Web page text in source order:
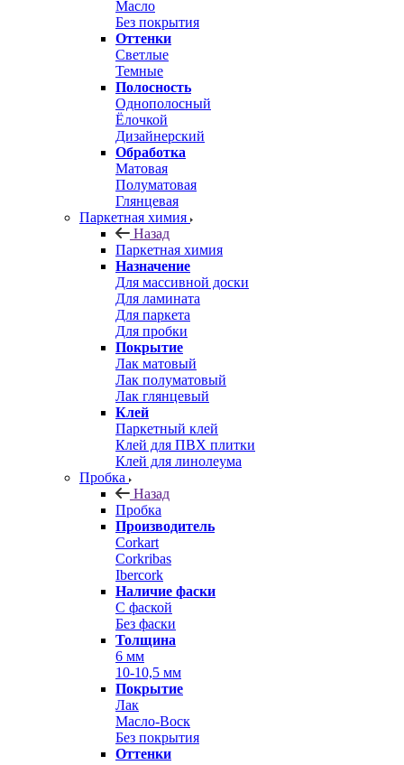
Масло
Без покрытия
Оттенки
Светлые
Темные
Полосность
Однополосный
Ёлочкой
Дизайнерский
Обработка
Матовая
Полуматовая
Глянцевая
Паркетная химия
Назад
Паркетная химия
Назначение
Для массивной доски
Для ламината
Для паркета
Для пробки
Покрытие
Лак матовый
Лак полуматовый
Лак глянцевый
Клей
Паркетный клей
Клей для ПВХ плитки
Клей для линолеума
Пробка
Назад
Пробка
Производитель
Corkart
Corkribas
Ibercork
Наличие фаски
С фаской
Без фаски
Толщина
6 мм
10-10,5 мм
Покрытие
Лак
Масло-Воск
Без покрытия
Оттенки